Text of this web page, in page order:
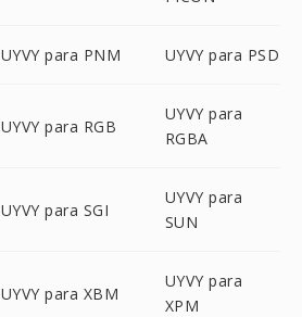
UYVY para PNM UYVY para PSD
UYVY para RGB
UYVY para
RGBA
UYVY para SGI
UYVY para
SUN
UYVY para XBM
UYVY para
XPM